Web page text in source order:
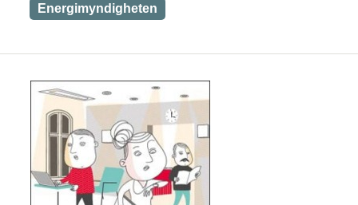
Energimyndigheten